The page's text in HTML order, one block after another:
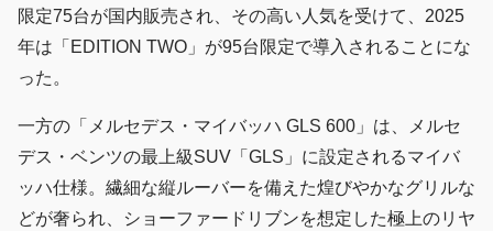
限定75台が国内販売され、その高い人気を受けて、2025
年は「EDITION TWO」が95台限定で導入されることにな
った。
一方の「メルセデス・マイバッハ GLS 600」は、メルセ
デス・ベンツの最上級SUV「GLS」に設定されるマイバ
ッハ仕様。繊細な縦ルーバーを備えた煌びやかなグリルな
どが奢られ、ショーファードリブンを想定した極上のリヤ